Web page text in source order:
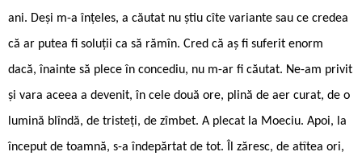
ani. Deși m-a înțeles, a căutat nu știu cîte variante sau ce credea
că ar putea fi soluții ca să rămîn. Cred că aș fi suferit enorm
dacă, înainte să plece în concediu, nu m-ar fi căutat. Ne-am privit
și vara aceea a devenit, în cele două ore, plină de aer curat, de o
lumină blîndă, de tristeți, de zîmbet. A plecat la Moeciu. Apoi, la
început de toamnă, s-a îndepărtat de tot. Îl zăresc, de atîtea ori,